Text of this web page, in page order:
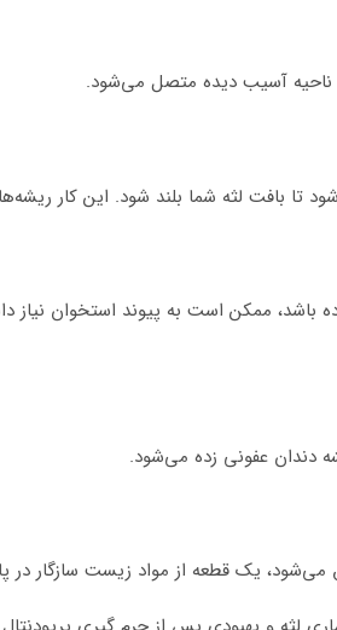
ناحیه آسیب دیده متصل می‌شود.
تا بافت لثه شما بلند شود. این کار
باشد، ممکن است به پیوند استخوان
دندان عفونی زده می‌شود.
یک قطعه از مواد زیست سازگار در